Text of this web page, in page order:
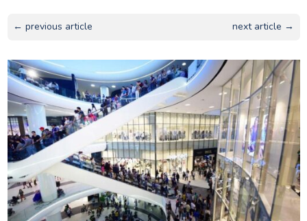
← previous article next article →